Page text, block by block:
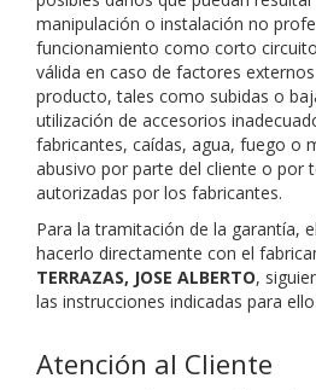
manipulación o instalación no
funcionamiento como corto
válida en caso de factores
producto, tales como subidas o
utilización de accesorios
fabricantes, caídas, agua, fuego o
abusivo por parte del cliente o por
autorizadas por los fabricantes.
Para la tramitación de la garantía,
hacerlo directamente con el
TERRAZAS, JOSE ALBERTO,
las instrucciones indicadas para ello.
Atención al Cliente